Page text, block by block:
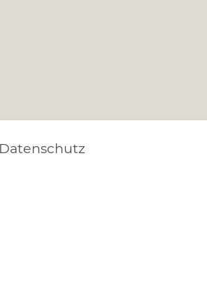
Datenschutz